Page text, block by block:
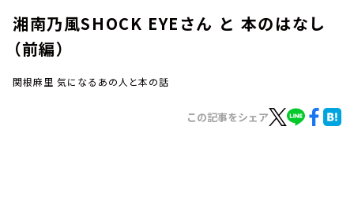
湘南乃風SHOCK EYEさん と 本のはなし
（前編）
関根麻里 気になるあの人と本の話
この記事をシェア